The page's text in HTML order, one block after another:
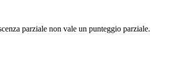
parziale non vale un punteggio parziale.